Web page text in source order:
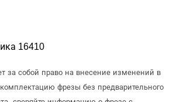
16410
за собой право на внесение изменений в
фрезы без предварительного